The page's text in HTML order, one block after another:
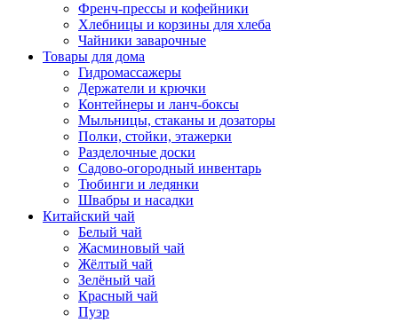
Френч-прессы и кофейники
Хлебницы и корзины для хлеба
Чайники заварочные
Товары для дома
Гидромассажеры
Держатели и крючки
Контейнеры и ланч-боксы
Мыльницы, стаканы и дозаторы
Полки, стойки, этажерки
Разделочные доски
Садово-огородный инвентарь
Тюбинги и ледянки
Швабры и насадки
Китайский чай
Белый чай
Жасминовый чай
Жёлтый чай
Зелёный чай
Красный чай
Пуэр